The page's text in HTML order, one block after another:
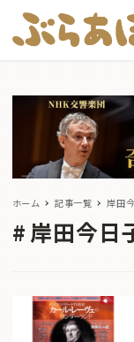
ホーム 記事一覧 岸田
岸田今日